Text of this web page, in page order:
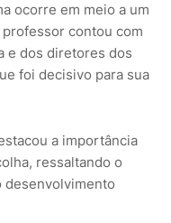
ocorre em meio a um
contou com
e dos diretores dos
foi decisivo para sua
a importância
ressaltando o
desenvolvimento